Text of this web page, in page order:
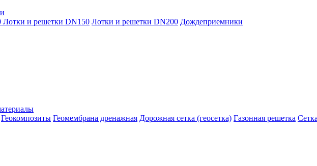
Лотки и решетки DN150 Лотки и решетки DN200 Дождеприемники
Геокомпозиты Геомембрана дренажная Дорожная сетка (геосетка) Газонная решетка